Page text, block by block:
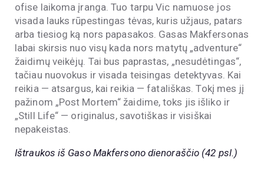
ofise laikoma įranga. Tuo tarpu Vic namuose jos
visada lauks rūpestingas tėvas, kuris užjaus, patars
arba tiesiog ką nors papasakos. Gasas Makfersonas
labai skirsis nuo visų kada nors matytų „adventure“
žaidimų veikėjų. Tai bus paprastas, „nesudėtingas“,
tačiau nuovokus ir visada teisingas detektyvas. Kai
reikia — atsargus, kai reikia — fatališkas. Tokį mes jį
pažinom „Post Mortem“ žaidime, toks jis išliko ir
„Still Life“ — originalus, savotiškas ir visiškai
nepakeistas.
Ištraukos iš Gaso Makfersono dienoraščio (42 psl.)